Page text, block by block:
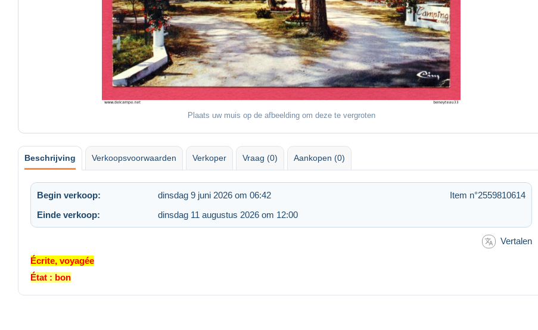
Plaats uw muis op de afbeelding om deze te vergroten
Beschrijving Verkoopsvoorwaarden Verkoper Vraag (0) Aankopen (0)
Begin verkoop: dinsdag 9 juni 2026 om 06:42
Item n°2559810614
Einde verkoop:
dinsdag 11 augustus 2026 om 12:00
Vertalen
Écrite, voyagée
État : bon